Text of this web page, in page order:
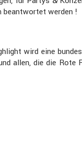
beant­wortet werden !
wird eine
allen, die die Rote